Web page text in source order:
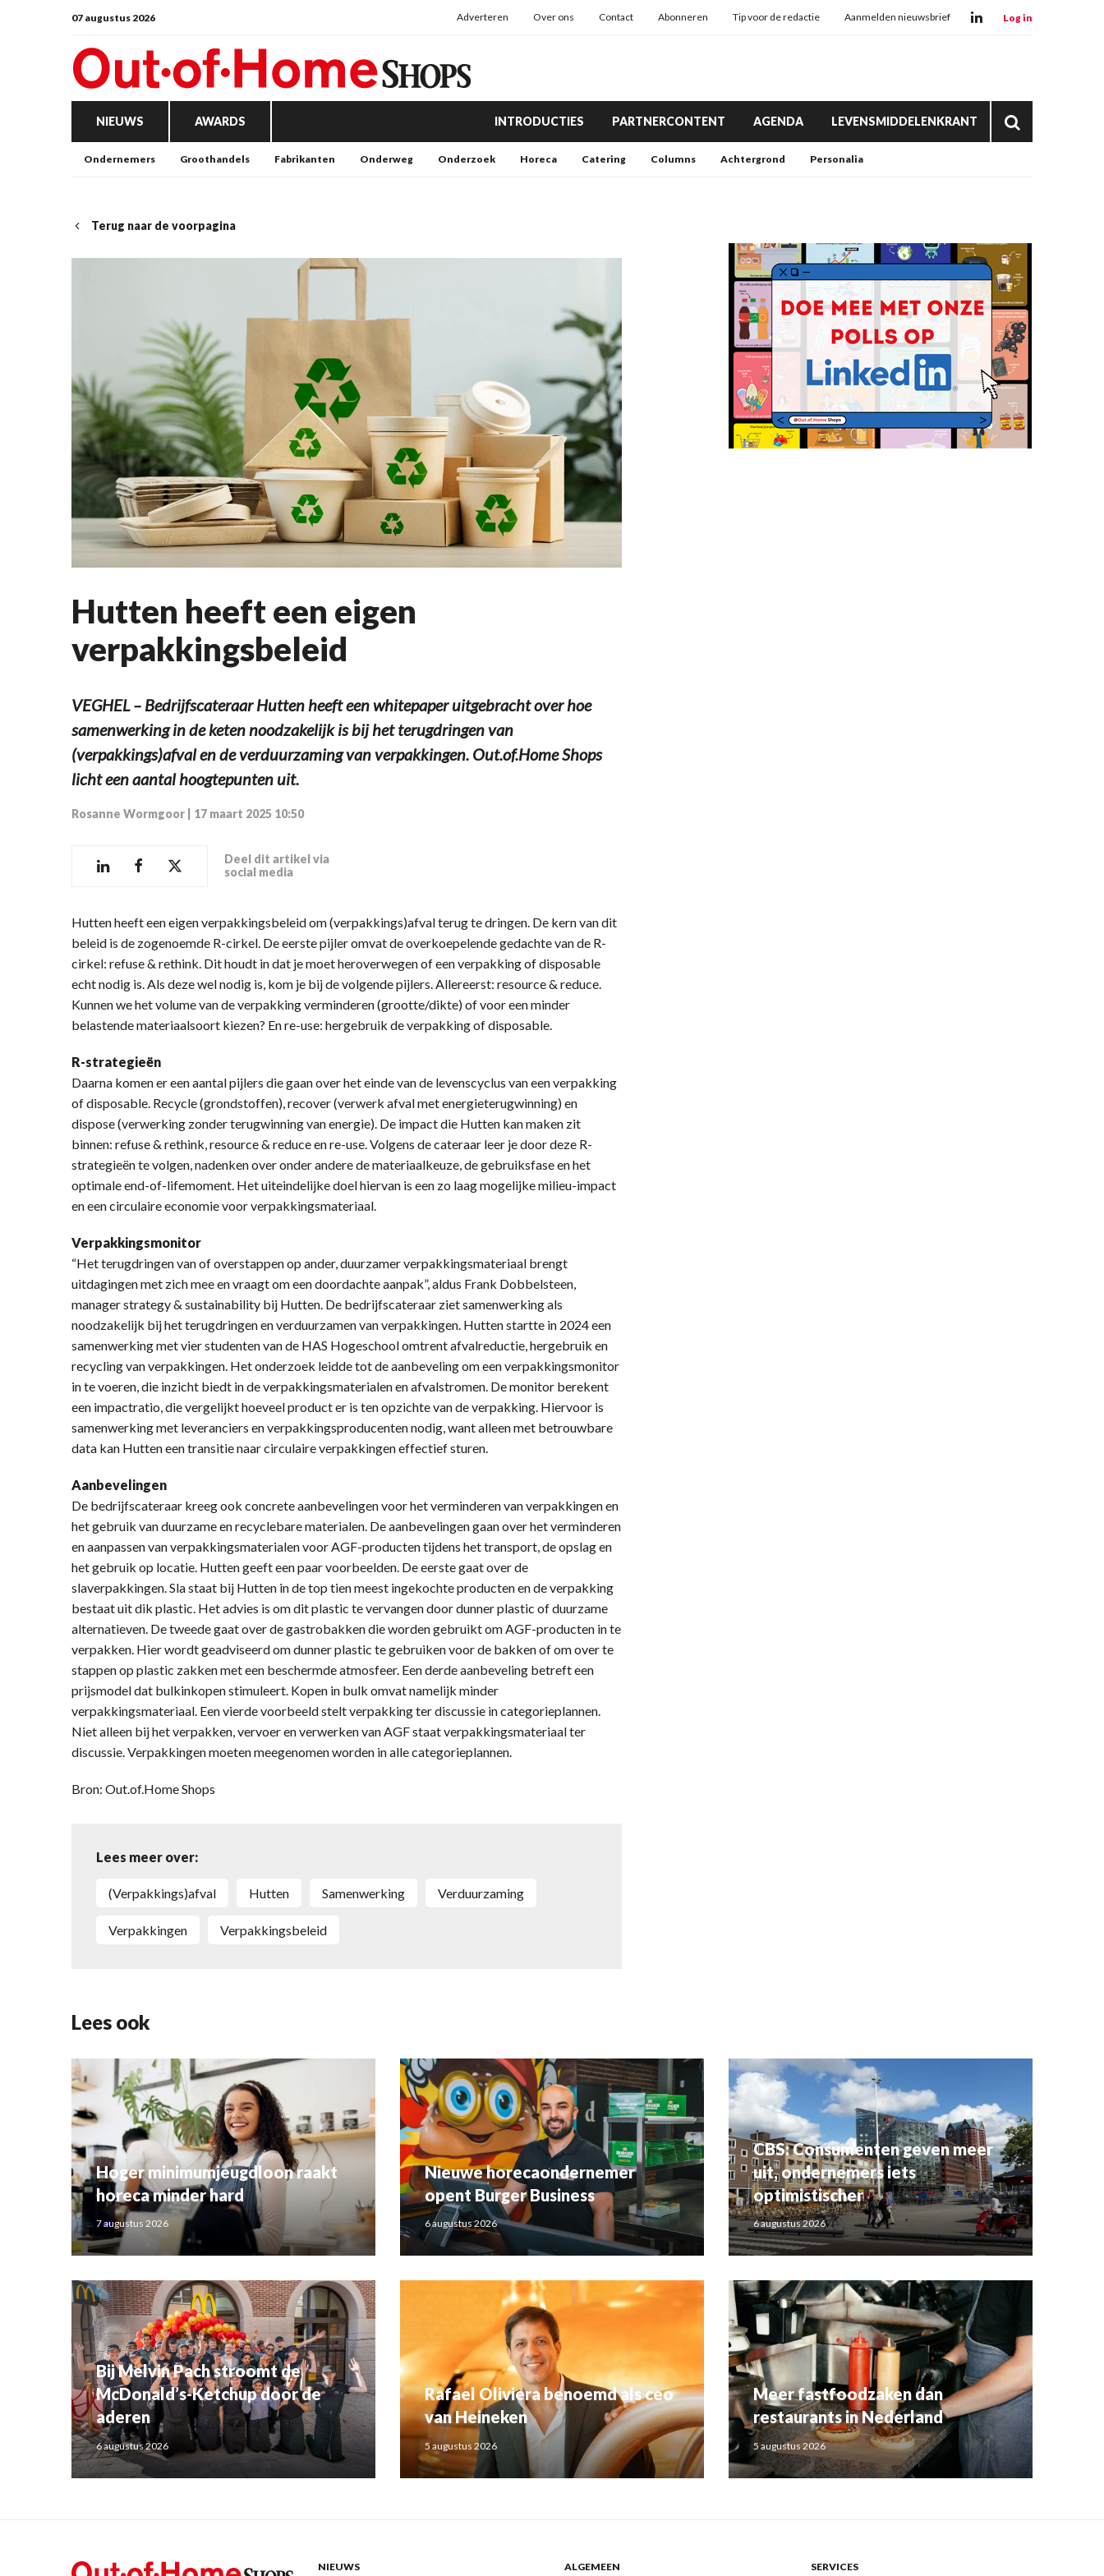
07 augustus 2026 Adverteren Over ons Contact Abonneren Tip voor de redactie Aanmelden nieuwsbrief Log in
NIEUWS AWARDS INTRODUCTIES PARTNERCONTENT AGENDA LEVENSMIDDELENKRANT
Ondernemers Groothandels Fabrikanten Onderweg Onderzoek Horeca Catering Columns Achtergrond Personalia
Terug naar de voorpagina
Hutten heeft een eigen
verpakkingsbeleid
VEGHEL – Bedrijfscateraar Hutten heeft een whitepaper uitgebracht over hoe
samenwerking in de keten noodzakelijk is bij het terugdringen van
(verpakkings)afval en de verduurzaming van verpakkingen. Out.of.Home Shops
licht een aantal hoogtepunten uit.
Rosanne Wormgoor 17 maart 2025 10:50
Deel dit artikel via
social media
Hutten heeft een eigen verpakkingsbeleid om (verpakkings)afval terug te dringen. De kern van dit
beleid is de zogenoemde R-cirkel. De eerste pijler omvat de overkoepelende gedachte van de R-
cirkel: refuse & rethink. Dit houdt in dat je moet heroverwegen of een verpakking of disposable
echt nodig is. Als deze wel nodig is, kom je bij de volgende pijlers. Allereerst: resource & reduce.
Kunnen we het volume van de verpakking verminderen (grootte/dikte) of voor een minder
belastende materiaalsoort kiezen? En re-use: hergebruik de verpakking of disposable.
R-strategieën
Daarna komen er een aantal pijlers die gaan over het einde van de levenscyclus van een verpakking
of disposable. Recycle (grondstoffen), recover (verwerk afval met energieterugwinning) en
dispose (verwerking zonder terugwinning van energie). De impact die Hutten kan maken zit
binnen: refuse & rethink, resource & reduce en re-use. Volgens de cateraar leer je door deze R-
strategieën te volgen, nadenken over onder andere de materiaalkeuze, de gebruiksfase en het
optimale end-of-lifemoment. Het uiteindelijke doel hiervan is een zo laag mogelijke milieu-impact
en een circulaire economie voor verpakkingsmateriaal.
Verpakkingsmonitor
“Het terugdringen van of overstappen op ander, duurzamer verpakkingsmateriaal brengt
uitdagingen met zich mee en vraagt om een doordachte aanpak”, aldus Frank Dobbelsteen,
manager strategy & sustainability bij Hutten. De bedrijfscateraar ziet samenwerking als
noodzakelijk bij het terugdringen en verduurzamen van verpakkingen. Hutten startte in 2024 een
samenwerking met vier studenten van de HAS Hogeschool omtrent afvalreductie, hergebruik en
recycling van verpakkingen. Het onderzoek leidde tot de aanbeveling om een verpakkingsmonitor
in te voeren, die inzicht biedt in de verpakkingsmaterialen en afvalstromen. De monitor berekent
een impactratio, die vergelijkt hoeveel product er is ten opzichte van de verpakking. Hiervoor is
samenwerking met leveranciers en verpakkingsproducenten nodig, want alleen met betrouwbare
data kan Hutten een transitie naar circulaire verpakkingen effectief sturen.
Aanbevelingen
De bedrijfscateraar kreeg ook concrete aanbevelingen voor het verminderen van verpakkingen en
het gebruik van duurzame en recyclebare materialen. De aanbevelingen gaan over het verminderen
en aanpassen van verpakkingsmaterialen voor AGF-producten tijdens het transport, de opslag en
het gebruik op locatie. Hutten geeft een paar voorbeelden. De eerste gaat over de
slaverpakkingen. Sla staat bij Hutten in de top tien meest ingekochte producten en de verpakking
bestaat uit dik plastic. Het advies is om dit plastic te vervangen door dunner plastic of duurzame
alternatieven. De tweede gaat over de gastrobakken die worden gebruikt om AGF-producten in te
verpakken. Hier wordt geadviseerd om dunner plastic te gebruiken voor de bakken of om over te
stappen op plastic zakken met een beschermde atmosfeer. Een derde aanbeveling betreft een
prijsmodel dat bulkinkopen stimuleert. Kopen in bulk omvat namelijk minder
verpakkingsmateriaal. Een vierde voorbeeld stelt verpakking ter discussie in categorieplannen.
Niet alleen bij het verpakken, vervoer en verwerken van AGF staat verpakkingsmateriaal ter
discussie. Verpakkingen moeten meegenomen worden in alle categorieplannen.
Bron: Out.of.Home Shops
Lees meer over:
(Verpakkings)afval Hutten Samenwerking Verduurzaming
Verpakkingen Verpakkingsbeleid
Lees ook
Hoger minimumjeugdloon raakt
horeca minder hard
7 augustus 2026
Nieuwe horecaondernemer
opent Burger Business
6 augustus 2026
CBS: Consumenten geven meer
uit, ondernemers iets
optimistischer
6 augustus 2026
Bij Melvin Pach stroomt de
McDonald’s-Ketchup door de
aderen
6 augustus 2026
Rafael Oliviera benoemd als ceo
van Heineken
5 augustus 2026
Meer fastfoodzaken dan
restaurants in Nederland
5 augustus 2026
NIEUWS ALGEMEEN SERVICES